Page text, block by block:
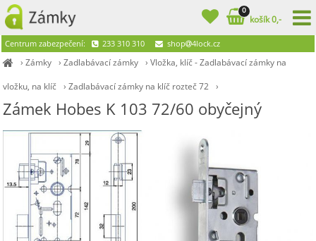
›Zámky ›Zadlabávací zámky ›Vložka, klíč - Zadlabávací zámky na
vložku, na klíč ›Zadlabávací zámky na klíč rozteč 72 ›
Zámek Hobes K 103 72/60 obyčejný
0
košík 0,-
Centrum zabezpečení: 233 310 310 shop 4lock.cz